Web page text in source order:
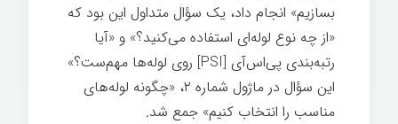
بسازیم» انجام داد، یک سؤال متداول این بود که
«از چه نوع لوله‌ای استفاده می‌کنید؟» و «آیا
رتبه‌بندی پی‌اس‌آی [PSI] روی لوله‌ها مهم‌ست؟»
این سؤال در ماژول شماره ۲، «چگونه لوله‌های
مناسب را انتخاب کنیم» جمع شد.